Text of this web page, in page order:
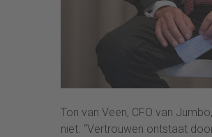
Ton van Veen, CFO van
niet. “Vertrouwen ontstaat